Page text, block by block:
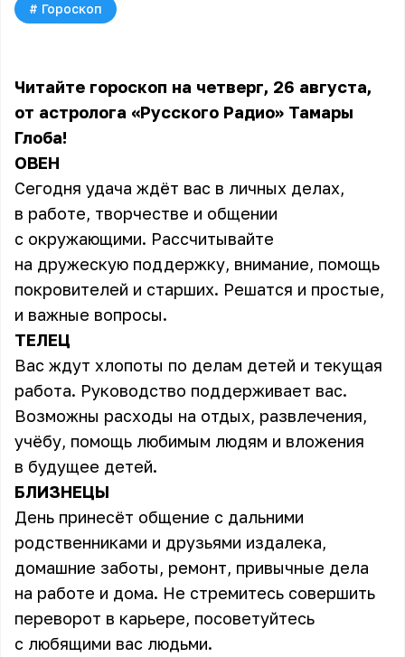
# Гороскоп
Читайте гороскоп на четверг, 26 августа,
от астролога «Русского Радио» Тамары
Глоба!
ОВЕН
Сегодня удача ждёт вас в личных делах,
в работе, творчестве и общении
с окружающими. Рассчитывайте
на дружескую поддержку, внимание, помощь
покровителей и старших. Решатся и простые,
и важные вопросы.
ТЕЛЕЦ
Вас ждут хлопоты по делам детей и текущая
работа. Руководство поддерживает вас.
Возможны расходы на отдых, развлечения,
учёбу, помощь любимым людям и вложения
в будущее детей.
БЛИЗНЕЦЫ
День принесёт общение с дальними
родственниками и друзьями издалека,
домашние заботы, ремонт, привычные дела
на работе и дома. Не стремитесь совершить
переворот в карьере, посоветуйтесь
с любящими вас людьми.